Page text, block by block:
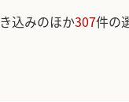
込みのほか307件の